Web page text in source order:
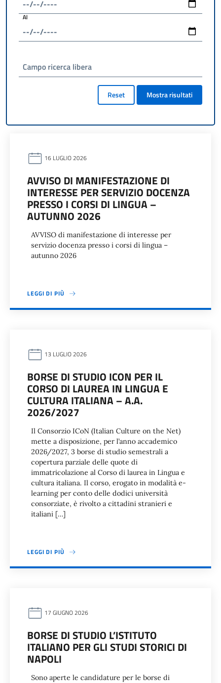
Al
Campo ricerca libera
Reset Mostra risultati
16 LUGLIO 2026
AVVISO DI MANIFESTAZIONE DI
INTERESSE PER SERVIZIO DOCENZA
PRESSO I CORSI DI LINGUA –
AUTUNNO 2026
AVVISO di manifestazione di interesse per
servizio docenza presso i corsi di lingua –
autunno 2026
LEGGI DI PIÙ
13 LUGLIO 2026
BORSE DI STUDIO ICON PER IL
CORSO DI LAUREA IN LINGUA E
CULTURA ITALIANA – A.A.
2026/2027
Il Consorzio ICoN (Italian Culture on the Net)
mette a disposizione, per l’anno accademico
2026/2027, 3 borse di studio semestrali a
copertura parziale delle quote di
immatricolazione al Corso di laurea in Lingua e
cultura italiana. Il corso, erogato in modalità e-
learning per conto delle dodici università
consorziate, è rivolto a cittadini stranieri e
italiani […]
LEGGI DI PIÙ
17 GIUGNO 2026
BORSE DI STUDIO L’ISTITUTO
ITALIANO PER GLI STUDI STORICI DI
NAPOLI
Sono aperte le candidature per le borse di